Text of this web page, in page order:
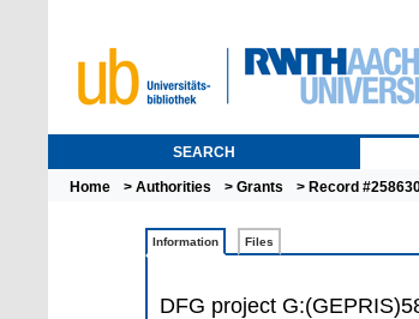
SEARCH
Home >Authorities >Grants > Record
Information Files
DFG project